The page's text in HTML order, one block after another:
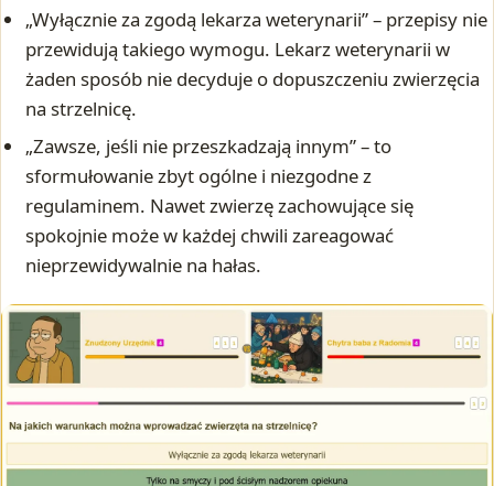
„Wyłącznie za zgodą lekarza weterynarii” – przepisy nie
przewidują takiego wymogu. Lekarz weterynarii w
żaden sposób nie decyduje o dopuszczeniu zwierzęcia
na strzelnicę.
„Zawsze, jeśli nie przeszkadzają innym” – to
sformułowanie zbyt ogólne i niezgodne z
regulaminem. Nawet zwierzę zachowujące się
spokojnie może w każdej chwili zareagować
nieprzewidywalnie na hałas.